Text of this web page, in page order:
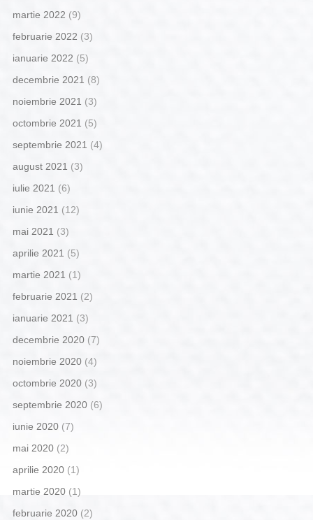
martie 2022 (9)
februarie 2022 (3)
ianuarie 2022 (5)
decembrie 2021 (8)
noiembrie 2021 (3)
octombrie 2021 (5)
septembrie 2021 (4)
august 2021 (3)
iulie 2021 (6)
iunie 2021 (12)
mai 2021 (3)
aprilie 2021 (5)
martie 2021 (1)
februarie 2021 (2)
ianuarie 2021 (3)
decembrie 2020(7)
noiembrie 2020(4)
octombrie 2020(3)
septembrie 2020(6)
iunie 2020(7)
mai 2020(2)
aprilie 2020(1)
martie 2020(1)
februarie 2020(2)